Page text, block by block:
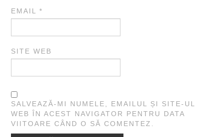
EMAIL*
SITE WEB
SALVEAZĂ-MI NUMELE, EMAILUL ȘI SITE-UL
WEB ÎN ACEST NAVIGATOR PENTRU DATA
VIITOARE CÂND O SĂ COMENTEZ.